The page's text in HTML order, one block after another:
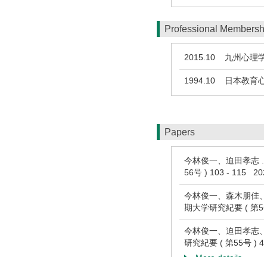
Professional
2015.10 九州心理
1994.10 日本教育
Papers
今林俊一、迫田孝志
56号 ) 103 - 115
今林俊一、森木朋佳
期大学研究紀要 (
今林俊一、迫田孝志
研究紀要 ( 第55号 )